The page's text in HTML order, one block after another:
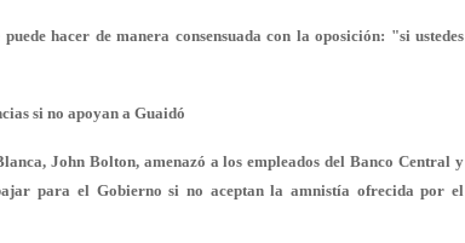
hacer de manera consensuada con la oposición: "si ustedes
si no apoyan a Guaidó
John Bolton, amenazó a los empleados del Banco Central y
para el Gobierno si no aceptan la amnistía ofrecida por el